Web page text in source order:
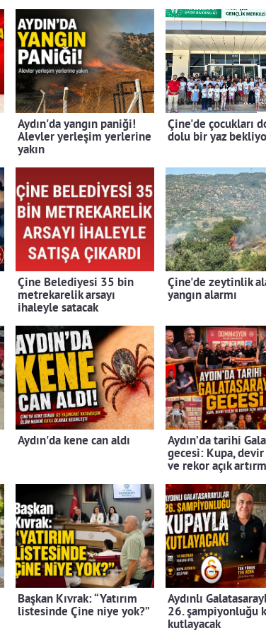
Aydın'da yangın paniği!
Alevler yerleşim yerlerine
yakın
Çine'de çocukları
dolu bir yaz
Çine Belediyesi 35 bin
metrekarelik arsayı
ihaleyle satacak
Çine'de zeytinlik
yangın alarmı
Aydın'da kene can aldı
Aydın’da tarihi
gecesi: Kupa,
ve rekor açık
Başkan Kıvrak: “Yatırım
listesinde Çine niye yok?”
Aydınlı
26. şampiyonluğu
kutlayacak